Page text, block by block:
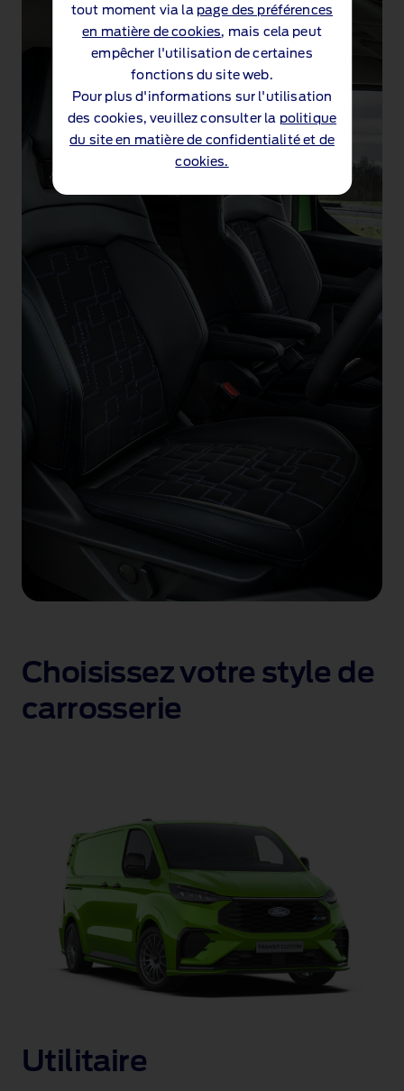
Choisissez votre style de
carrosserie
Utilitaire
tout moment via la page des préférences
en matière de cookies, mais cela peut
empêcher l'utilisation de certaines
fonctions du site web.
Pour plus d'informations sur l'utilisation
des cookies, veuillez consulter la politique
du site en matière de confidentialité et de
cookies.